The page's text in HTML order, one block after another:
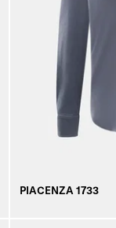
PIACENZA 1733